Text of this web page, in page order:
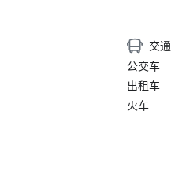
交通
公交车
出租车
火车